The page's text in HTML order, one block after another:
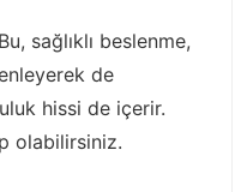
sağlıklı beslenme,
de
hissi de içerir.
olabilirsiniz.